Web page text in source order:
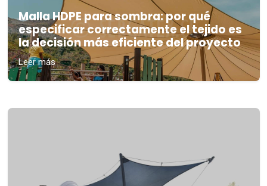
Malla HDPE para sombra: por qué
especificar correctamente el tejido es
la decisión más eficiente del proyecto
Leer más